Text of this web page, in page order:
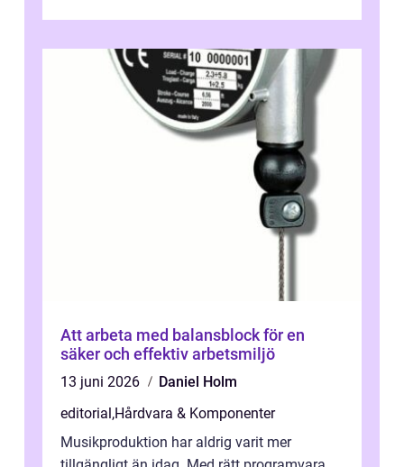
Att arbeta med balansblock för en
säker och effektiv arbetsmiljö
13 juni 2026
Daniel Holm
editorial,Hårdvara & Komponenter
Musikproduktion har aldrig varit mer